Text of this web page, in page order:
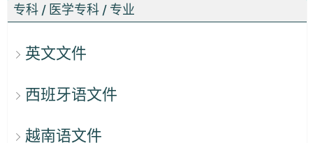
专科 / 医学专科 / 专业
英文文件
西班牙语文件
越南语文件